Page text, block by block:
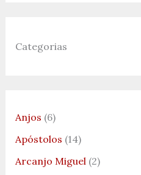
Categorias
Anjos (6)
Apóstolos (14)
Arcanjo Miguel(2)